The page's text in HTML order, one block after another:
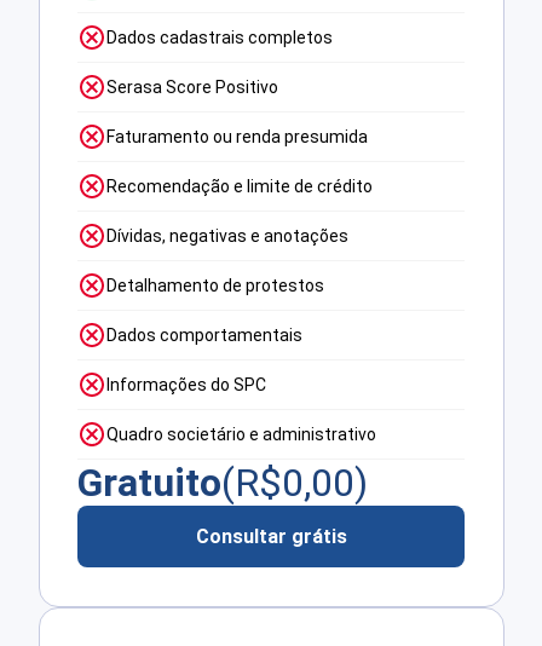
Dados cadastrais completos
Serasa Score Positivo
Faturamento ou renda presumida
Recomendação e limite de crédito
Dívidas, negativas e anotações
Detalhamento de protestos
Dados comportamentais
Informações do SPC
Quadro societário e administrativo
Gratuito(R$0,00)
Consultar grátis